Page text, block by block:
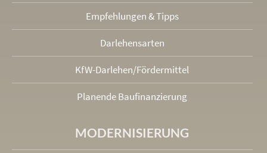
Empfehlungen & Tipps
Darlehensarten
KfW-Darlehen/Fördermittel
Planende Baufinanzierung
MODERNISIERUNG